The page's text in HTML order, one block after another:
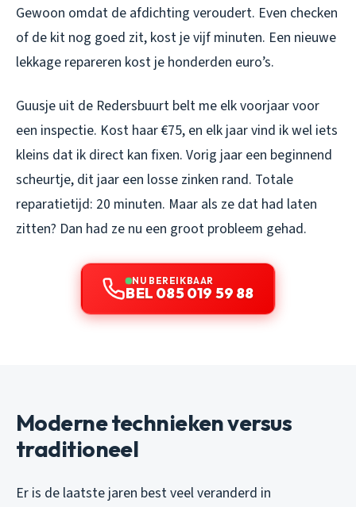
Gewoon omdat de afdichting veroudert. Even checken
of de kit nog goed zit, kost je vijf minuten. Een nieuwe
lekkage repareren kost je honderden euro’s.
Guusje uit de Redersbuurt belt me elk voorjaar voor
een inspectie. Kost haar €75, en elk jaar vind ik wel iets
kleins dat ik direct kan fixen. Vorig jaar een beginnend
scheurtje, dit jaar een losse zinken rand. Totale
reparatietijd: 20 minuten. Maar als ze dat had laten
zitten? Dan had ze nu een groot probleem gehad.
NU BEREIKBAAR
BEL 085 019 59 88
Moderne technieken versus
traditioneel
Er is de laatste jaren best veel veranderd in